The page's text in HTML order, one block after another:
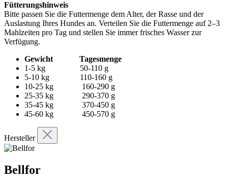
Fütterungshinweis
Bitte passen Sie die Futtermenge dem Alter, der Rasse und der
Auslastung Ihres Hundes an. Verteilen Sie die Futtermenge auf 2–3
Mahlzeiten pro Tag und stellen Sie immer frisches Wasser zur
Verfügung.
Gewicht Tagesmenge
1-5 kg 50-110 g
5-10 kg 110-160 g
10-25 kg 160-290 g
25-35 kg 290-370 g
35-45 kg 370-450 g
45-60 kg 450-570 g
Hersteller
Bellfor